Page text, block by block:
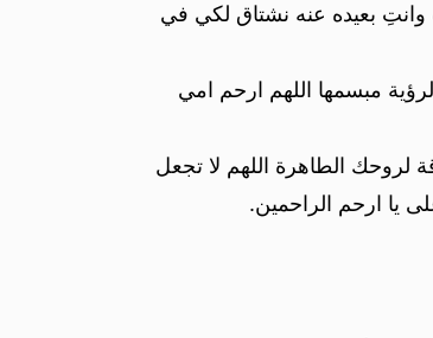
بعيده عنه نشتاق لكي في
مبسمها اللهم ارحم امي
الطاهرة اللهم لا تجعل
يا ارحم الراحمين.